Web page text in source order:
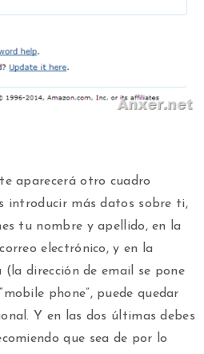
aparecerá otro cuadro
introducir más datos sobre ti,
tu nombre y apellido, en la
electrónico, y en la
dirección de email se pone
phone”, puede quedar
Y en las dos últimas debes
que sea de por lo